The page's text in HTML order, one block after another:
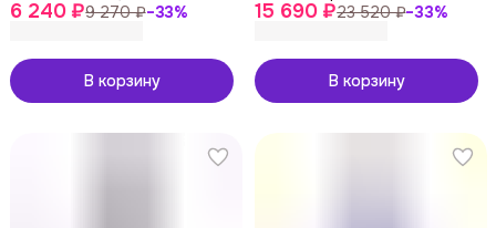
6 240 ₽9 270 ₽−33%
В корзину
15 690 ₽23 520 ₽−33%
В корзину